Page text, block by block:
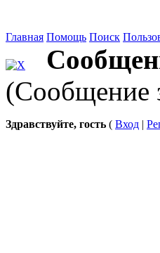
Главная Помощь Поиск
(Сообщение
Здравствуйте, гость ( Вход |